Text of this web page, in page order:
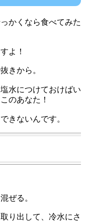
かくなら食べてみた
よ！
きから。
水につけておけばい
のあなた！
きないんです。
ぜる。
り出して、冷水にさ